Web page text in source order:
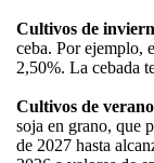
Cultivos de
ceba. Por ejemplo,
2,50%. La cebada
Cultivos de
soja en grano, que
de 2027 hasta